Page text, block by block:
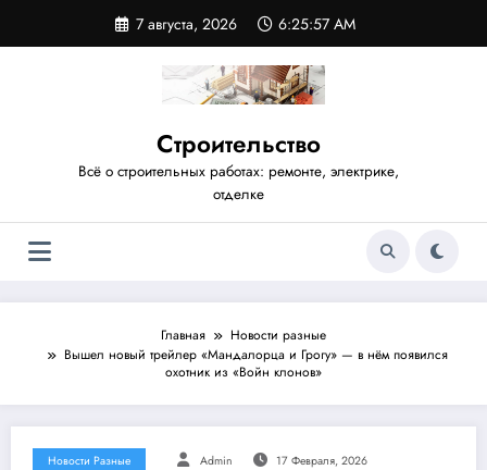
содержимому
7 августа, 2026 6:25:58 AM
Строительство
Всё о строительных работах: ремонте, электрике,
отделке
Главная
Новости разные
Вышел новый трейлер «Мандалорца и Грогу» — в нём появился
охотник из «Войн клонов»
Новости Разные Admin 17 Февраля, 2026